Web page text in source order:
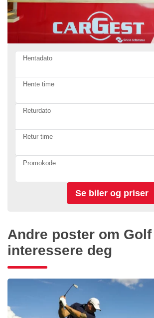
Hentadato
Hente time
Returdato
Retur time
Promokode
Andre poster om
interessere deg